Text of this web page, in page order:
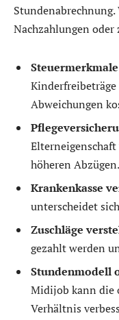
Nachzahlungen oder
Abweichungen
Elterneigenschaft
höheren Abzügen.
Krankenkasse
unterscheidet
Zuschläge
gezahlt werden
Stundenmodell
Midijob kann die
Verhältnis